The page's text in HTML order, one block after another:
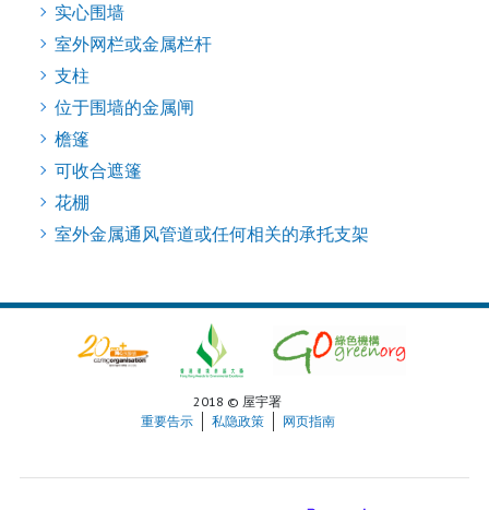
实心围墙
室外网栏或金属栏杆
支柱
位于围墙的金属闸
檐篷
可收合遮篷
花棚
室外金属通风管道或任何相关的承托支架
2018 © 屋宇署
重要告示
私隐政策 网页指南